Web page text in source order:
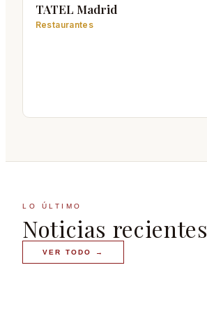
Madrid
LO ÚLTIMO
Noticias recientes
VER TODO →